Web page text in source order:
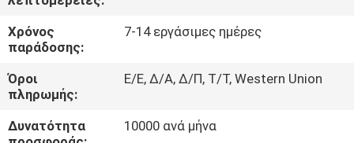
ΕΠΙΚΟΙΝΩΝΉΣΤΕ
ΜΑΖΊ
ΜΑΣ
Χρόνος
παράδοσης:
7-14 εργάσιμες ημέρες
Όροι
πληρωμής:
Ε/Ε, Δ/Α, Δ/Π, Τ/Τ, Western Union
Δυνατότητα
10000 ανά μήνα